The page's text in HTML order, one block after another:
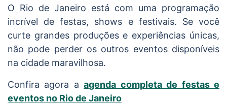
O Rio de Janeiro está com uma programação
incrível de festas, shows e festivais. Se você
curte grandes produções e experiências únicas,
não pode perder os outros eventos disponíveis
na cidade maravilhosa.
Confira agora aagenda completa de festas e
eventos no Rio de Janeiro